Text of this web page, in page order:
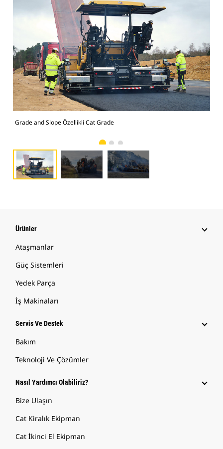
Grade and Slope Özellikli Cat Grade
Ürünler
Ataşmanlar
Güç Sistemleri
Yedek Parça
İş Makinaları
Servis Ve Destek
Bakım
Teknoloji Ve Çözümler
Nasıl Yardımcı Olabiliriz?
Bize Ulaşın
Cat Kiralık Ekipman
Cat İkinci El Ekipman